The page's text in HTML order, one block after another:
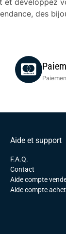
et développez
des
Aide et support
F.A.Q.
Contact
Aide compte
Aide compte